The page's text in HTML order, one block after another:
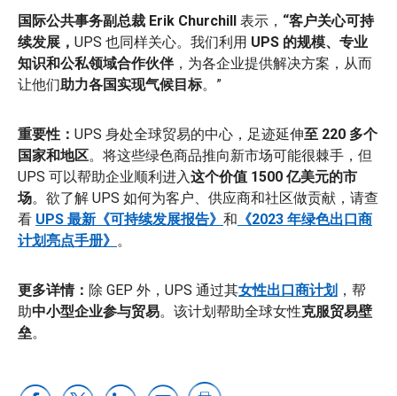
国际公共事务副总裁 Erik Churchill 表示， “客户关心可持
续发展， UPS 也同样关心。我们利用 UPS 的规模、专业
知识和公私领域合作伙伴，为各企业提供解决方案，从而
让他们助力各国实现气候目标。”
重要性： UPS 身处全球贸易的中心，足迹延伸至 220 多个
国家和地区。将这些绿色商品推向新市场可能很棘手，但
UPS 可以帮助企业顺利进入这个价值 1500 亿美元的市
场。欲了解 UPS 如何为客户、供应商和社区做贡献，请查
看 UPS 最新《可持续发展报告》 和 《2023 年绿色出口商
计划亮点手册》 。
更多详情： 除 GEP 外，UPS 通过其女性出口商计划 ，帮
助中小型企业参与贸易。该计划帮助全球女性克服贸易壁
垒。